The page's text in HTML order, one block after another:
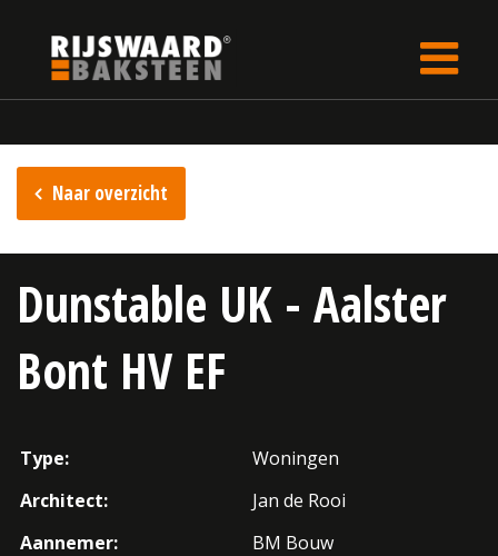
Naar overzicht
Dunstable UK - Aalster
Bont HV EF
Type:
Woningen
Architect:
Jan de Rooi
Aannemer:
BM Bouw